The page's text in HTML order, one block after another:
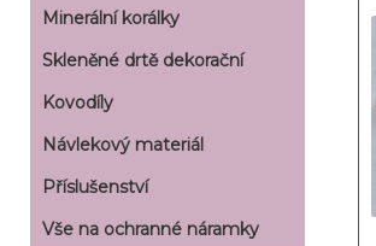
Minerální korálky
Skleněné drtě dekorační
Kovodíly
Návlekový materiál
Příslušenství
Vše na ochranné náramky